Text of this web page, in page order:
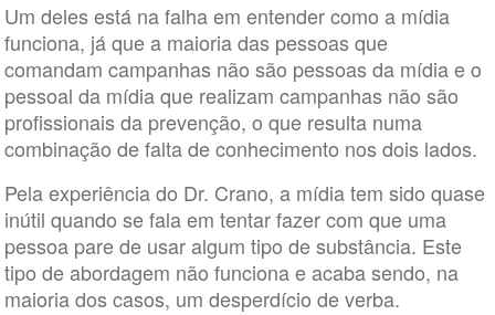
Um deles está na falha em entender como a mídia
funciona, já que a maioria das pessoas que
comandam campanhas não são pessoas da mídia e o
pessoal da mídia que realizam campanhas não são
profissionais da prevenção, o que resulta numa
combinação de falta de conhecimento nos dois lados.
Pela experiência do Dr. Crano, a mídia tem sido quase
inútil quando se fala em tentar fazer com que uma
pessoa pare de usar algum tipo de substância. Este
tipo de abordagem não funciona e acaba sendo, na
maioria dos casos, um desperdício de verba.